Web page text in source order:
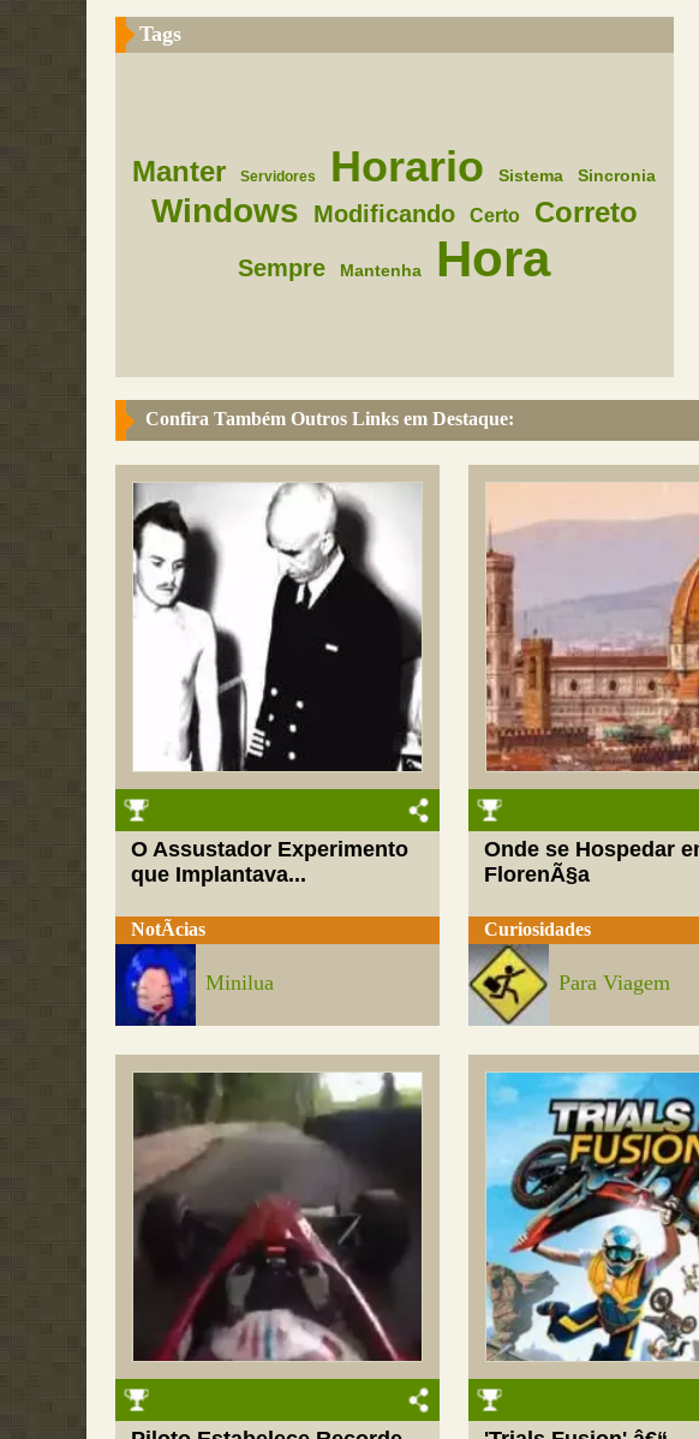
Tags
Manter Servidores Horario Sistema Sincronia
Windows Modificando Certo Correto
Sempre Mantenha Hora
Confira Também Outros Links em Destaque:
O Assustador Experimento
que Implantava...
NotÃ­cias
Minilua
Onde se Hospedar
FlorenÃ§a
Curiosidades
Para Viagem